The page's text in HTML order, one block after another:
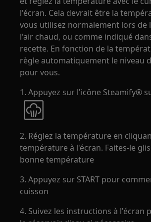
l'écran. Cela devrait être la
vous utilisez normalement lors de
l'air chaud, ou comme indiqué
recette. En fonction de la
règle automatiquement le niveau
pour vous.
1. Appuyez sur l'icône Steamify®
2. Réglez la température en
température à l'écran. Faites-le
bonne température
3. Appuyez sur START pour
cuisson
4. Suivez les instructions à l'écran